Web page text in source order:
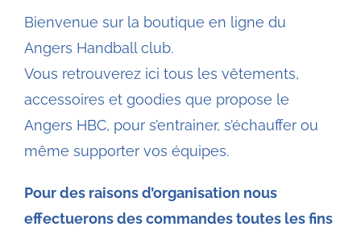
Bienvenue sur la boutique en ligne du
Angers Handball club.
Vous retrouverez ici tous les vêtements,
accessoires et goodies que propose le
Angers HBC, pour s’entrainer, s’échauffer ou
même supporter vos équipes.
Pour des raisons d’organisation nous
effectuerons des commandes toutes les fins